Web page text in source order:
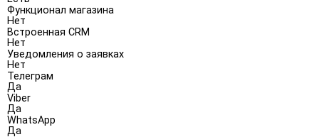
Функционал магазина
Нет
Встроенная CRM
Нет
Уведомления о заявках
Нет
Телеграм
Да
Viber
Да
WhatsApp
Да